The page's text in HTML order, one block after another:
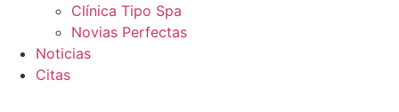
Clínica Tipo Spa
Novias Perfectas
Noticias
Citas